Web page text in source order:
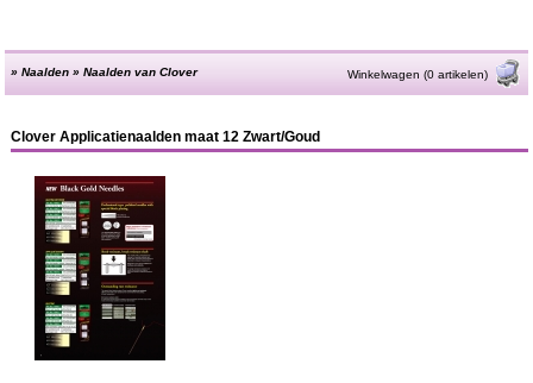
»Naalden »Naalden van Clover Winkelwagen (0 artikelen)
Clover Applicatienaalden maat 12 Zwart/Goud